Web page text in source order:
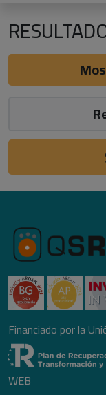
Financiado por la
WEB